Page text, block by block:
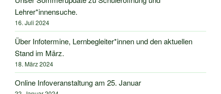
Lehrer*innensuche.
16. Juli 2024
Über Infotermine, Lernbegleiter*innen und den aktuellen
Stand im März.
18. März 2024
Online Infoveranstaltung am 25. Januar